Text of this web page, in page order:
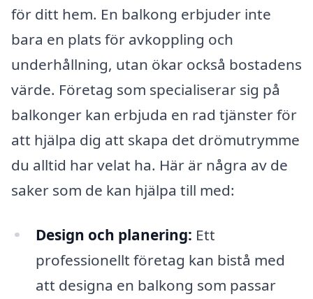
för ditt hem. En balkong erbjuder inte
bara en plats för avkoppling och
underhållning, utan ökar också bostadens
värde. Företag som specialiserar sig på
balkonger kan erbjuda en rad tjänster för
att hjälpa dig att skapa det drömutrymme
du alltid har velat ha. Här är några av de
saker som de kan hjälpa till med:
Design och planering: Ett
professionellt företag kan bistå med
att designa en balkong som passar